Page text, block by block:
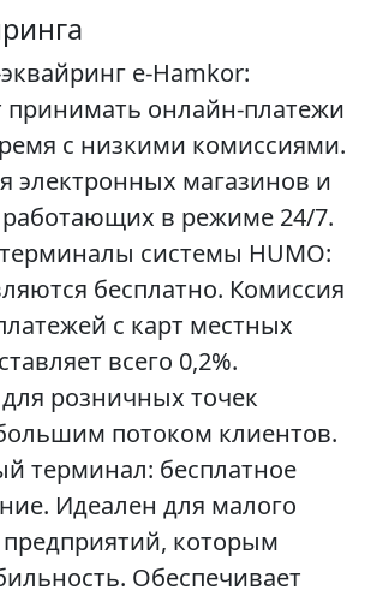
e-Hamkor:
принимать онлайн-платежи
с низкими комиссиями.
электронных магазинов и
работающих в режиме 24/7.
системы HUMO:
бесплатно. Комиссия
с карт местных
всего 0,2%.
розничных точек
потоком клиентов.
терминал: бесплатное
Идеален для малого
предприятий, которым
Обеспечивает